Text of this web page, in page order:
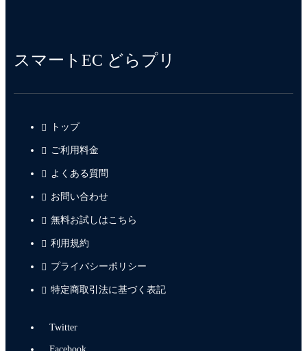
スマートEC どらプリ
トップ
ご利用料金
よくある質問
お問い合わせ
無料お試しはこちら
利用規約
プライバシーポリシー
特定商取引法に基づく表記
Twitter